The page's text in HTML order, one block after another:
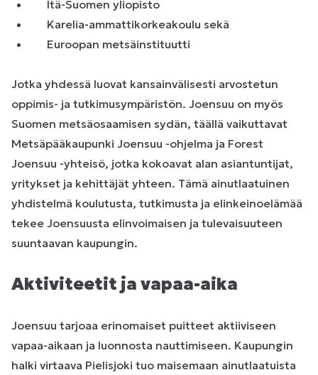
Itä-Suomen yliopisto
Karelia-ammattikorkeakoulu sekä
Euroopan metsäinstituutti
Jotka yhdessä luovat kansainvälisesti arvostetun
oppimis- ja tutkimusympäristön. Joensuu on myös
Suomen metsäosaamisen sydän, täällä vaikuttavat
Metsäpääkaupunki Joensuu -ohjelma ja Forest
Joensuu -yhteisö, jotka kokoavat alan asiantuntijat,
yritykset ja kehittäjät yhteen. Tämä ainutlaatuinen
yhdistelmä koulutusta, tutkimusta ja elinkeinoelämää
tekee Joensuusta elinvoimaisen ja tulevaisuuteen
suuntaavan kaupungin.
Aktiviteetit ja vapaa-aika
Joensuu tarjoaa erinomaiset puitteet aktiiviseen
vapaa-aikaan ja luonnosta nauttimiseen. Kaupungin
halki virtaava Pielisjoki tuo maisemaan ainutlaatuista